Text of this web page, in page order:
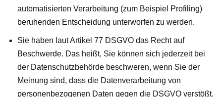
automatisierten Verarbeitung (zum Beispiel Profiling)
beruhenden Entscheidung unterworfen zu werden.
Sie haben laut Artikel 77 DSGVO das Recht auf
Beschwerde. Das heißt, Sie können sich jederzeit bei
der Datenschutzbehörde beschweren, wenn Sie der
Meinung sind, dass die Datenverarbeitung von
personenbezogenen Daten gegen die DSGVO verstößt.